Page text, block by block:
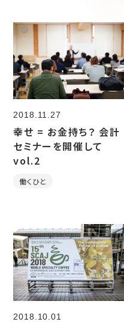
2018.11.27
幸せ = お金持ち？ 会計
セミナーを開催して
vol.2
働くひと
2018.10.01